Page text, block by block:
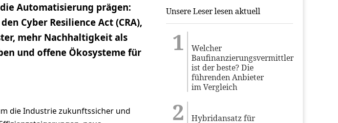
Automatisierung prägen:
Cyber Resilience Act (CRA),
mehr Nachhaltigkeit als
und offene Ökosysteme für
die Industrie zukunftssicher und
Unsere Leser lesen aktuell
Welcher
Baufinanzierungsvermittler
ist der beste? Die
führenden Anbieter
im Vergleich
Hybridansatz für